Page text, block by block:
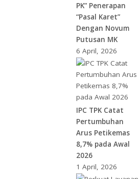
PK” Penerapan
“Pasal Karet”
Dengan Novum
Putusan MK
6 April, 2026
IPC TPK Catat
Pertumbuhan
Arus Petikemas
8,7% pada Awal
2026
1 April, 2026